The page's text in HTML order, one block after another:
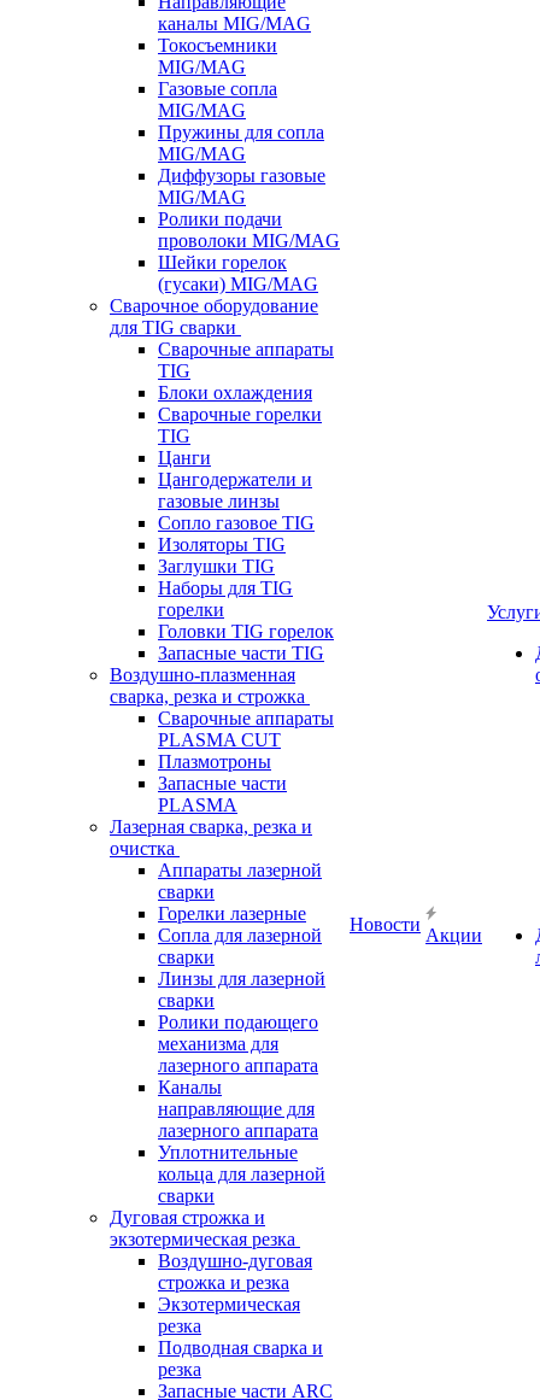
каналы MIG/MAG
Токосъемники
MIG/MAG
Газовые сопла
MIG/MAG
Пружины для сопла
MIG/MAG
Диффузоры газовые
MIG/MAG
Ролики подачи
проволоки MIG/MAG
Шейки горелок
(гусаки) MIG/MAG
Сварочное оборудование
для TIG сварки
Сварочные аппараты
TIG
Блоки охлаждения
Сварочные горелки
TIG
Цанги
Цангодержатели и
газовые линзы
Сопло газовое TIG
Изоляторы TIG
Заглушки TIG
Наборы для TIG
горелки
Головки TIG горелок
Запасные части TIG
Воздушно-плазменная
сварка, резка и строжка
Сварочные аппараты
PLASMA CUT
Плазмотроны
Запасные части
PLASMA
Лазерная сварка, резка и
очистка
Аппараты лазерной
сварки
Горелки лазерные
Сопла для лазерной
сварки
Линзы для лазерной
сварки
Ролики подающего
механизма для
лазерного аппарата
Каналы
направляющие для
лазерного аппарата
Уплотнительные
кольца для лазерной
сварки
Дуговая строжка и
экзотермическая резка
Воздушно-дуговая
строжка и резка
Экзотермическая
резка
Подводная сварка и
резка
Запасные части ARC
Новости
Акции